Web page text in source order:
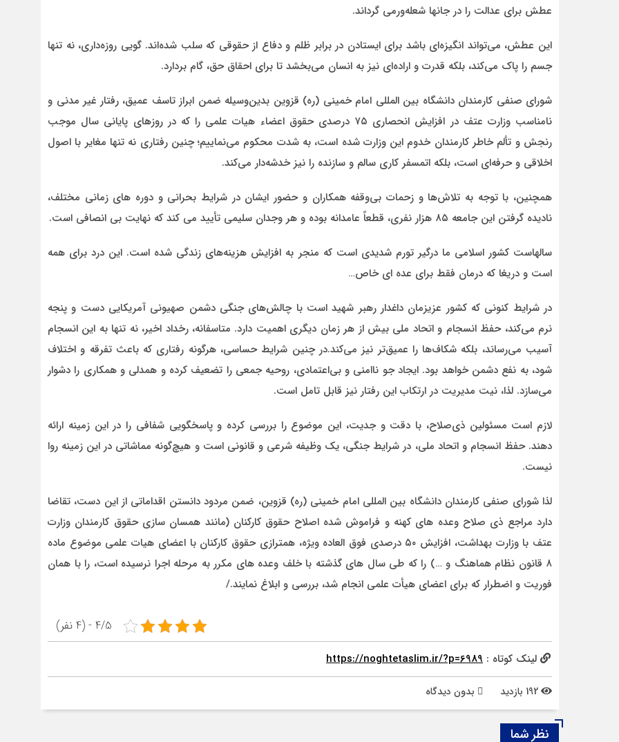
عطش برای عدالت را در جانها شعله‌ورمی گرداند.
این عطش، می‌تواند انگیزه‌ای باشد برای ایستادن در برابر ظلم و دفاع از حقوقی که سلب شده‌اند. گویی روزه‌داری، نه تنها
جسم را پاک می‌کند، بلکه قدرت و اراده‌ای نیز به انسان می‌بخشد تا برای احقاق حق، گام بردارد.
شورای صنفی کارمندان دانشگاه بین المللی امام خمینی (ره) قزوین بدین‌وسیله ضمن ابراز تاسف عمیق، رفتار غیر مدنی و
نامناسب وزارت عتف در افزایش انحصاری ۷۵ درصدی حقوق اعضاء هیات علمی را که در روزهای پایانی سال موجب
رنجش و تألم خاطر کارمندان خدوم این وزارت شده است، به شدت محکوم می‌نماییم؛ چنین رفتاری نه تنها مغایر با اصول
اخلاقی و حرفه‌ای است، بلکه اتمسفر کاری سالم و سازنده را نیز خدشه‌دار می‌کند.
همچنین، با توجه به تلاش‌ها و زحمات بی‌وقفه همکاران و حضور ایشان در شرایط بحرانی و دوره های زمانی مختلف،
نادیده گرفتن این جامعه ۸۵ هزار نفری، قطعاً عامدانه بوده و هر وجدان سلیمی تأیید می کند که نهایت بی انصافی است.
سالهاست کشور اسلامی ما درگیر تورم شدیدی است که منجر به افزایش هزینه‌های زندگی شده است. این درد برای همه
است و دریغا که درمان فقط برای عده ای خاص…
در شرایط کنونی که کشور عزیزمان داغدار رهبر شهید است با چالش‌های جنگی دشمن صهیونی آمریکایی دست و پنجه
نرم می‌کند، حفظ انسجام و اتحاد ملی بیش از هر زمان دیگری اهمیت دارد. متاسفانه، رخداد اخیر، نه تنها به این انسجام
آسیب می‌رساند، بلکه شکاف‌ها را عمیق‌تر نیز می‌کند.در چنین شرایط حساسی، هرگونه رفتاری که باعث تفرقه و اختلاف
شود، به نفع دشمن خواهد بود. ایجاد جو ناامنی و بی‌اعتمادی، روحیه جمعی را تضعیف کرده و همدلی و همکاری را دشوار
می‌سازد. لذا، نیت مدیریت در ارتکاب این رفتار نیز قابل تامل است.
لازم است مسئولین ذی‌صلاح، با دقت و جدیت، این موضوع را بررسی کرده و پاسخگویی شفافی را در این زمینه ارائه
دهند. حفظ انسجام و اتحاد ملی، در شرایط جنگی، یک وظیفه شرعی و قانونی است و هیچ‌گونه مماشاتی در این زمینه روا
نیست.
لذا شورای صنفی کارمندان دانشگاه بین المللی امام خمینی (ره) قزوین، ضمن مردود دانستن اقداماتی از این دست، تقاضا
دارد مراجع ذی صلاح وعده های کهنه و فراموش شده اصلاح حقوق کارکنان (مانند همسان سازی حقوق کارمندان وزارت
عتف با وزارت بهداشت، افزایش ۵۰ درصدی فوق العاده ویژه، همترازی حقوق کارکنان با اعضای هیات علمی موضوع ماده
۸ قانون نظام هماهنگ و …) را که طی سال های گذشته با خلف وعده های مکرر به مرحله اجرا نرسیده است، را با همان
فوریت و اضطرار که برای اعضای هیأت علمی انجام شد، بررسی و ابلاغ نمایند./
4/5 - (4 نفر)
لینک کوتاه : https://noghtetaslim.ir/?p=6989
بدون دیدگاه
نظر شما